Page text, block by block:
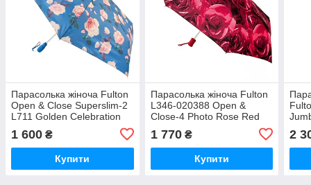
Парасолька жіноча Fulton
Open & Close Superslim-2
L711 Golden Celebration
1 600 ₴
Купити
Парасолька жіноча Fulton
L346-020388 Open &
Close-4 Photo Rose Red
1 770₴
Купити
2